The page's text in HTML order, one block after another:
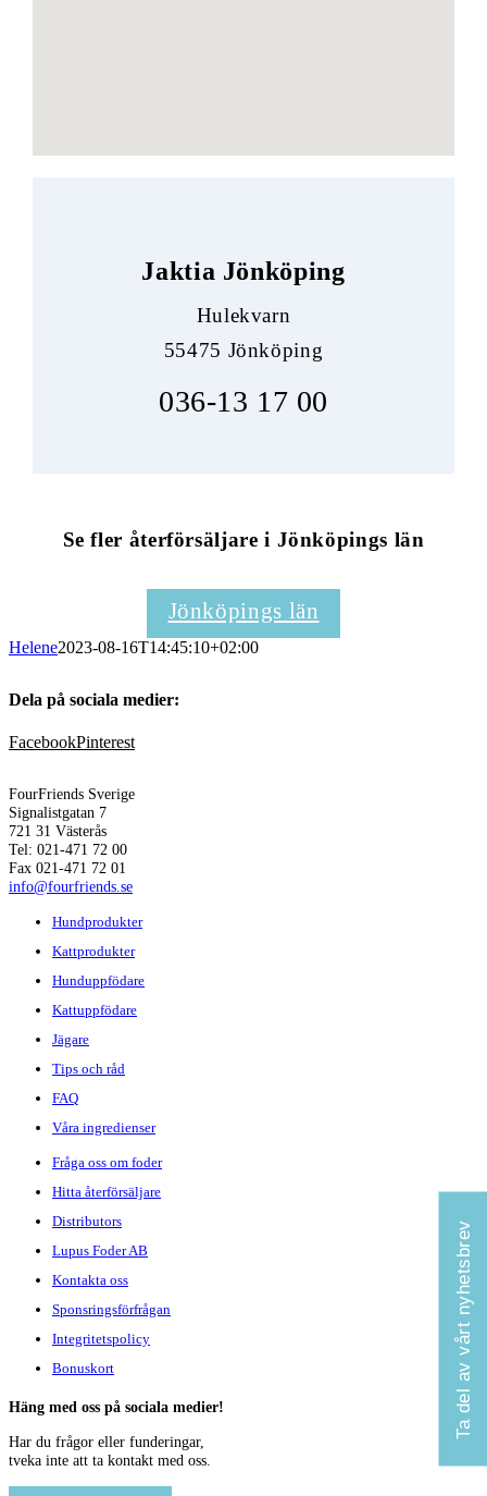
Ta del av vårt nyhetsbrev
Jaktia Jönköping
Hulekvarn
55475 Jönköping
036-13 17 00
Se fler återförsäljare i Jönköpings län
Jönköpings län
Helene2023-08-16T14:45:10+02:00
Dela på sociala medier:
FacebookPinterest
FourFriends Sverige
Signalistgatan 7
721 31 Västerås
Tel: 021-471 72 00
Fax 021-471 72 01
info@fourfriends.se
Hundprodukter
Kattprodukter
Hunduppfödare
Kattuppfödare
Jägare
Tips och råd
FAQ
Våra ingredienser
Fråga oss om foder
Hitta återförsäljare
Distributors
Lupus Foder AB
Kontakta oss
Sponsringsförfrågan
Integritetspolicy
Bonuskort
Häng med oss på sociala medier!
Har du frågor eller funderingar,
tveka inte att ta kontakt med oss.